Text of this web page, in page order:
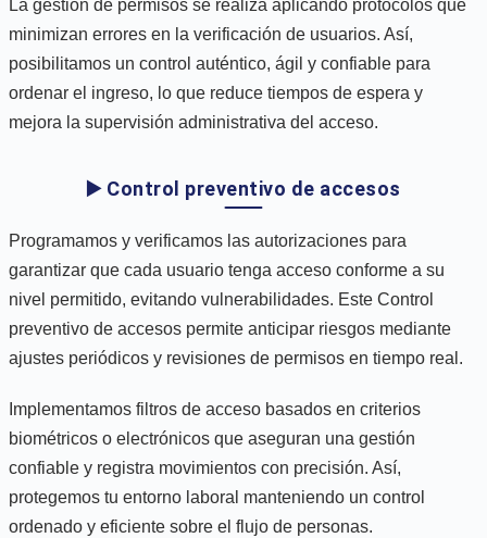
La gestión de permisos se realiza aplicando protocolos que
minimizan errores en la verificación de usuarios. Así,
posibilitamos un control auténtico, ágil y confiable para
ordenar el ingreso, lo que reduce tiempos de espera y
mejora la supervisión administrativa del acceso.
▶️ Control preventivo de accesos
Programamos y verificamos las autorizaciones para
garantizar que cada usuario tenga acceso conforme a su
nivel permitido, evitando vulnerabilidades. Este Control
preventivo de accesos permite anticipar riesgos mediante
ajustes periódicos y revisiones de permisos en tiempo real.
Implementamos filtros de acceso basados en criterios
biométricos o electrónicos que aseguran una gestión
confiable y registra movimientos con precisión. Así,
protegemos tu entorno laboral manteniendo un control
ordenado y eficiente sobre el flujo de personas.